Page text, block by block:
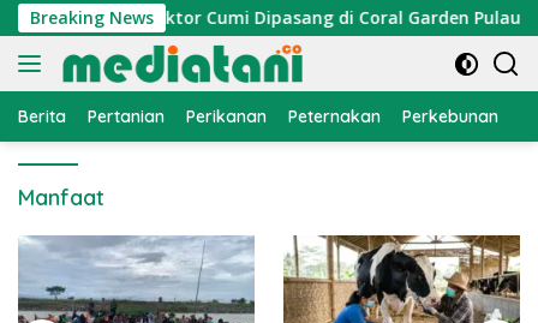
Langsung
ke
konten
Breaking News
Atraktor Cumi Dipasang di Coral Garden Pulau
Berita Pertanian Perikanan Peternakan Perkebunan
Manfaat